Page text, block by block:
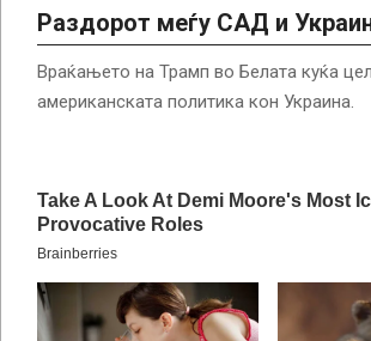
Раздорот меѓу САД и
Враќањето на Трамп во Белата куќа
американската политика кон Украина.